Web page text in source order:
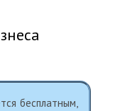
бесплатным,